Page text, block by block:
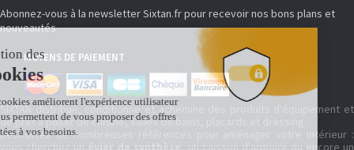
Abonnez-vous à la newsletter Sixtan.fr pour recevoir nos bons plans et
nouveautés
MOYENS DE PAIEMENT
SIXTAN distribue, conditionne et achemine des produits d'équipement et
de prêt à poser de cuisine, salles de bains, placards et dressing.
Découvrez de nombreuses références pour aménager votre intérieur :
vous cherchez un
évier de synthèse , un caisson d'armoire ou encore un